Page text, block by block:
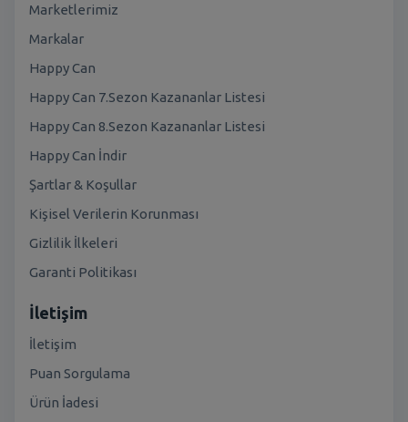
Marketlerimiz
Markalar
Happy Can
Happy Can 7.Sezon Kazananlar Listesi
Happy Can 8.Sezon Kazananlar Listesi
Happy Can İndir
Şartlar & Koşullar
Kişisel Verilerin Korunması
Gizlilik İlkeleri
Garanti Politikası
İletişim
İletişim
Puan Sorgulama
Ürün İadesi